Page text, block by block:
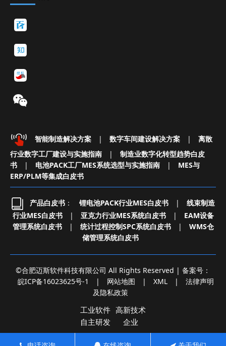
智能制造解决方案 | 数字车间建设解决方案 |
离散
行业数字工厂建设与实施指南
|
制造业数字化转型趋势白皮
书
| 电池PACK工厂MES系统选型与实施指南 |
MES与
ERP/PLM等集成白皮书
产品白皮书 ： 锂电池PACK行业MES白皮书 |
线束制造
行业MES白皮书
| 亚克力行业MES系统白皮书 |
EAM设备
管理系统白皮书
| 统计过程控制SPC系统白皮书 |
WMS仓
储管理系统白皮书
©合肥迈斯软件科技有限公司 All Rights Reserved | 备案号：
皖ICP备16023625号-1
| 网站地图 | XML |
法律声明
及隐私政策
工业软件
自主研发
高新技术
企业